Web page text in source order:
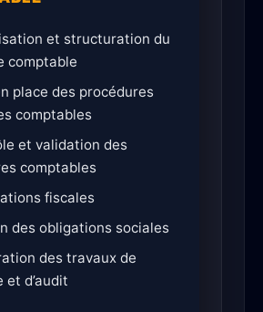
et structuration du
comptable
place des procédures
comptables
et validation des
comptables
fiscales
des obligations sociales
des travaux de
et d’audit